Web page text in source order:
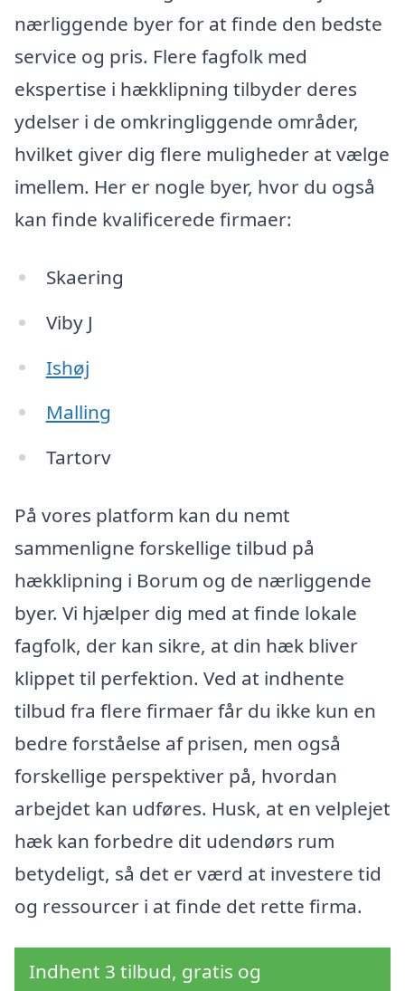
nærliggende byer for at finde den bedste
service og pris. Flere fagfolk med
ekspertise i hækklipning tilbyder deres
ydelser i de omkringliggende områder,
hvilket giver dig flere muligheder at vælge
imellem. Her er nogle byer, hvor du også
kan finde kvalificerede firmaer:
Skaering
Viby J
Ishøj
Malling
Tartorv
På vores platform kan du nemt
sammenligne forskellige tilbud på
hækklipning i Borum og de nærliggende
byer. Vi hjælper dig med at finde lokale
fagfolk, der kan sikre, at din hæk bliver
klippet til perfektion. Ved at indhente
tilbud fra flere firmaer får du ikke kun en
bedre forståelse af prisen, men også
forskellige perspektiver på, hvordan
arbejdet kan udføres. Husk, at en velplejet
hæk kan forbedre dit udendørs rum
betydeligt, så det er værd at investere tid
og ressourcer i at finde det rette firma.
Indhent 3 tilbud, gratis og